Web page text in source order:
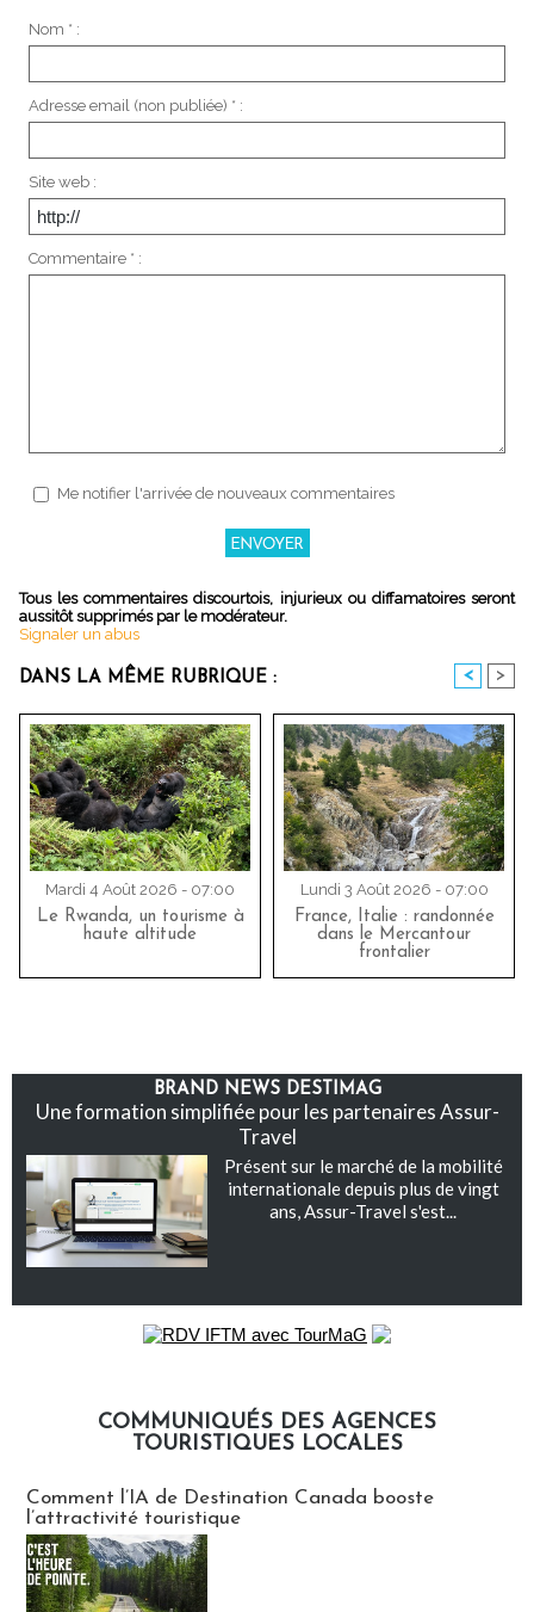
Nom * :
Adresse email (non publiée) * :
Site web :
Commentaire * :
Me notifier l'arrivée de nouveaux commentaires
Tous les commentaires discourtois, injurieux ou diffamatoires seront
aussitôt supprimés par le modérateur.
Signaler un abus
DANS LA MÊME RUBRIQUE : < >
Mardi 4 Août 2026 - 07:00
Le Rwanda, un tourisme à
haute altitude
Lundi 3 Août 2026 - 07:00
France, Italie : randonnée
dans le Mercantour
frontalier
BRAND NEWS DESTIMAG
Une formation simplifiée pour les partenaires Assur-
Travel
Présent sur le marché de la mobilité
internationale depuis plus de vingt
ans, Assur-Travel s'est...
COMMUNIQUÉS DES AGENCES
TOURISTIQUES LOCALES
Comment l’IA de Destination Canada booste
l’attractivité touristique